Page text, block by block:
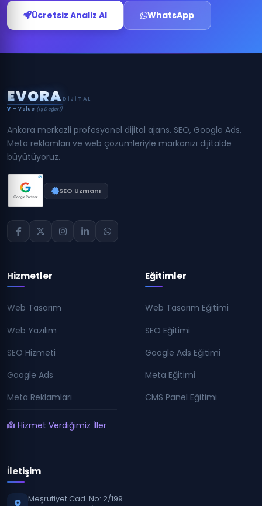
Ücretsiz Analiz Al WhatsApp
EVORA DIJITAL
V — Value (İş Değeri)
Ankara merkezli profesyonel dijital ajans. SEO, Google Ads,
Meta reklamları ve web çözümleriyle markanızı dijitalde
büyütüyoruz.
SEO Uzmanı
Hizmetler
Web Tasarım
Web Yazılım
SEO Hizmeti
Google Ads
Meta Reklamları
Hizmet Verdiğimiz İller
Eğitimler
Web Tasarım Eğitimi
SEO Eğitimi
Google Ads Eğitimi
Meta Eğitimi
CMS Panel Eğitimi
İletişim
Meşrutiyet Cad. No: 2/199